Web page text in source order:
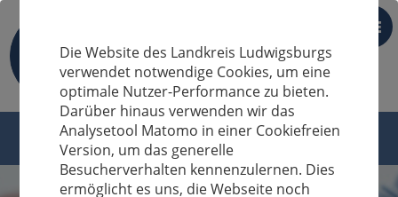
DE
Die Website des Landkreis Ludwigsburgs
verwendet notwendige Cookies, um eine
optimale Nutzer-Performance zu bieten.
Darüber hinaus verwenden wir das
Analysetool Matomo in einer Cookiefreien
Version, um das generelle
Besucherverhalten kennenzulernen. Dies
ermöglicht es uns, die Webseite noch